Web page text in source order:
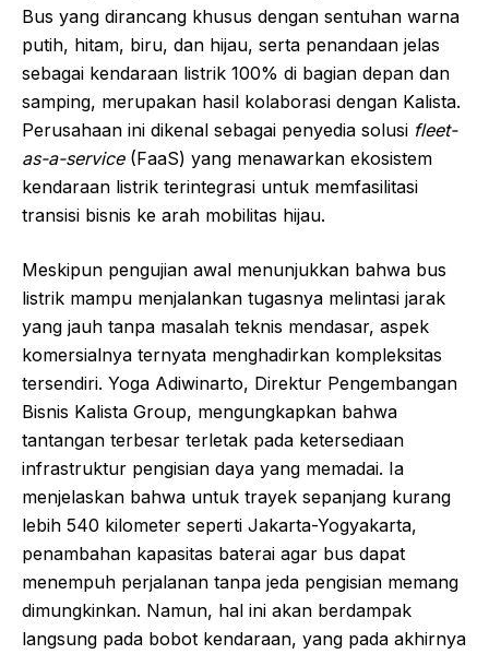
Bus yang dirancang khusus dengan sentuhan warna
putih, hitam, biru, dan hijau, serta penandaan jelas
sebagai kendaraan listrik 100% di bagian depan dan
samping, merupakan hasil kolaborasi dengan Kalista.
Perusahaan ini dikenal sebagai penyedia solusi fleet-
as-a-service(FaaS) yang menawarkan ekosistem
kendaraan listrik terintegrasi untuk memfasilitasi
transisi bisnis ke arah mobilitas hijau.
Meskipun pengujian awal menunjukkan bahwa bus
listrik mampu menjalankan tugasnya melintasi jarak
yang jauh tanpa masalah teknis mendasar, aspek
komersialnya ternyata menghadirkan kompleksitas
tersendiri. Yoga Adiwinarto, Direktur Pengembangan
Bisnis Kalista Group, mengungkapkan bahwa
tantangan terbesar terletak pada ketersediaan
infrastruktur pengisian daya yang memadai. Ia
menjelaskan bahwa untuk trayek sepanjang kurang
lebih 540 kilometer seperti Jakarta-Yogyakarta,
penambahan kapasitas baterai agar bus dapat
menempuh perjalanan tanpa jeda pengisian memang
dimungkinkan. Namun, hal ini akan berdampak
langsung pada bobot kendaraan, yang pada akhirnya